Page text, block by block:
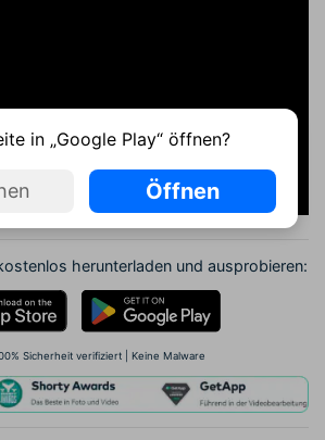
herunterladen und ausprobieren:
Sicherheit verifiziert | Keine Malware
in „Google Play“ öffnen?
Öffnen